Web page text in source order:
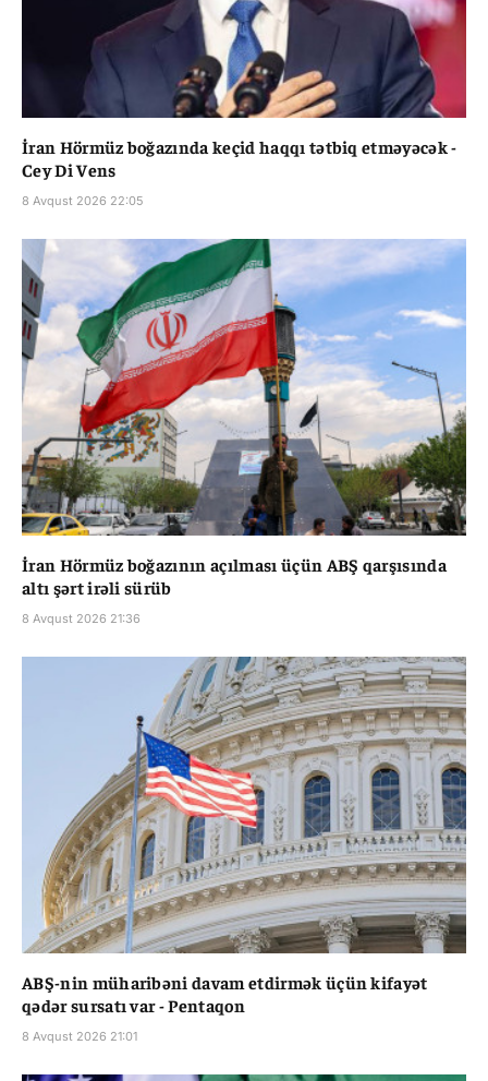
İran Hörmüz boğazında keçid haqqı tətbiq etməyəcək -
Cey Di Vens
8 Avqust 2026 22:05
İran Hörmüz boğazının açılması üçün ABŞ qarşısında
altı şərt irəli sürüb
8 Avqust 2026 21:36
ABŞ-nin müharibəni davam etdirmək üçün kifayət
qədər sursatı var - Pentaqon
8 Avqust 2026 21:01